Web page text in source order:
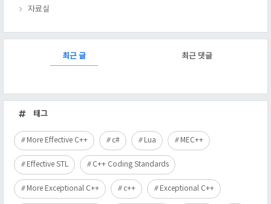
자료실
최근 글 최근 댓글
근
글
태그
More Effective C++ c# Lua MEC++
Effective STL C++ Coding Standards
More Exceptional C++ c++ Exceptional C++